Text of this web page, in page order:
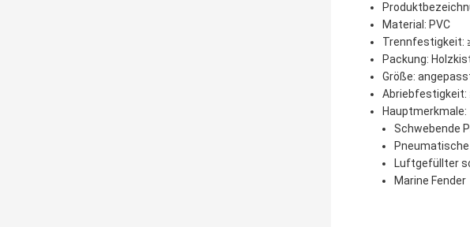
Material: PVC
Trennfestigkeit:
Packung:
Größe:
Abriebfestigkeit:
Hauptmerkmale:
Schwebende
Luftgefüllter
Marine Fender